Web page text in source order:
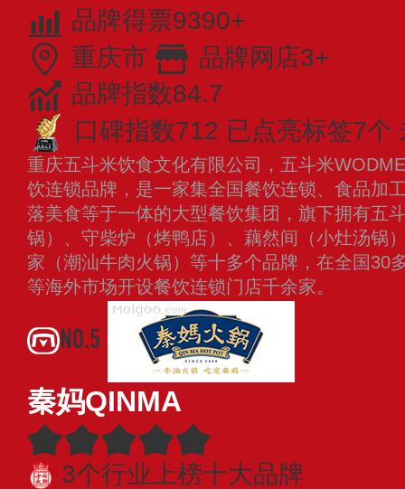
品牌得票9390+
重庆市
品牌网店3+
品牌指数84.7
口碑指数712 已点亮标签7个
重庆五斗米饮食文化有限公司，五斗米
饮连锁品牌，是一家集全国餐饮连锁、食品加
落美食等于一体的大型餐饮集团，旗下拥有五
锅）、守柴炉（烤鸭店）、藕然间（小灶汤锅
家（潮汕牛肉火锅）等十多个品牌，在全国30
等海外市场开设餐饮连锁门店千余家。
NO.5
秦妈QINMA
3个行业上榜十大品牌